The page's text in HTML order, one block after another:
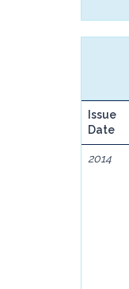
Issue
Date
2014